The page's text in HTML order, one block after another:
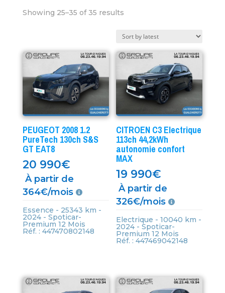
Showing 25–35 of 35 results
PEUGEOT 2008 1.2
PureTech 130ch S&S
GT EAT8
20 990€
À partir de
364€/mois
Essence - 25343 km -
2024 - Spoticar-
Premium 12 Mois
Réf. : 447470802148
CITROEN C3 Electrique
113ch 44,2kWh
autonomie confort
MAX
19 990€
À partir de
326€/mois
Electrique - 10040 km -
2024 - Spoticar-
Premium 12 Mois
Réf. : 447469042148